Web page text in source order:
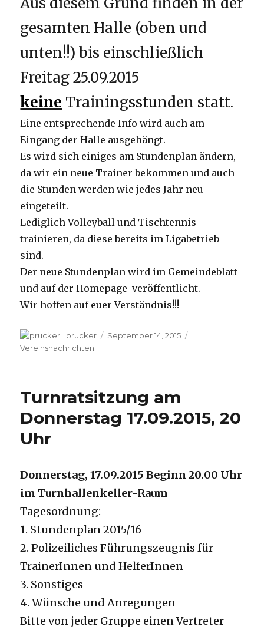
gesamten Halle (oben und
unten!!) bis einschließlich
Freitag 25.09.2015
keine Trainingsstunden statt.
Eine entsprechende Info wird auch am
Eingang der Halle ausgehängt.
Es wird sich einiges am Stundenplan ändern,
da wir ein neue Trainer bekommen und auch
die Stunden werden wie jedes Jahr neu
eingeteilt.
Lediglich Volleyball und Tischtennis
trainieren, da diese bereits im Ligabetrieb
sind.
Der neue Stundenplan wird im Gemeindeblatt
und auf der Homepage veröffentlicht.
Wir hoffen auf euer Verständnis!!!
Autor
prucker
Veröffentlicht
September 14, 2015
Vereinsnachrichten
Turnratsitzung am
Donnerstag 17.09.2015, 20
Uhr
Donnerstag, 17.09.2015 Beginn 20.00 Uhr
im Turnhallenkeller-Raum
Tagesordnung:
1. Stundenplan 2015/16
2. Polizeiliches Führungszeugnis für
TrainerInnen und HelferInnen
3. Sonstiges
4. Wünsche und Anregungen
Bitte von jeder Gruppe einen Vertreter